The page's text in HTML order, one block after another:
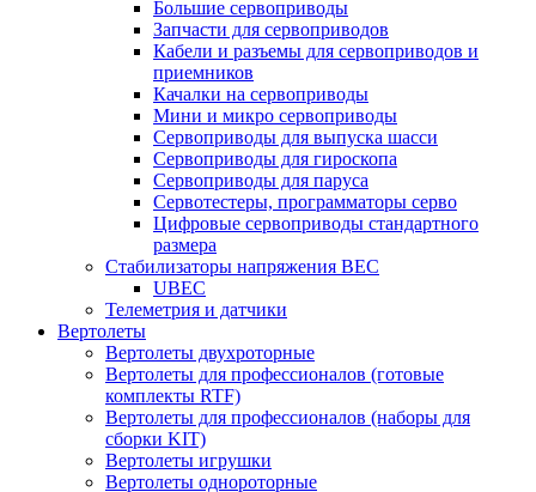
Большие сервоприводы
Запчасти для сервоприводов
Кабели и разъемы для сервоприводов и
приемников
Качалки на сервоприводы
Мини и микро сервоприводы
Сервоприводы для выпуска шасси
Сервоприводы для гироскопа
Сервоприводы для паруса
Сервотестеры, программаторы серво
Цифровые сервоприводы стандартного
размера
Стабилизаторы напряжения BEC
UBEC
Телеметрия и датчики
Вертолеты
Вертолеты двухроторные
Вертолеты для профессионалов (готовые
комплекты RTF)
Вертолеты для профессионалов (наборы для
сборки KIT)
Вертолеты игрушки
Вертолеты однороторные